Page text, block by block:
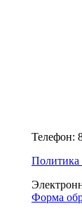
Телефон:
Политика
Форма